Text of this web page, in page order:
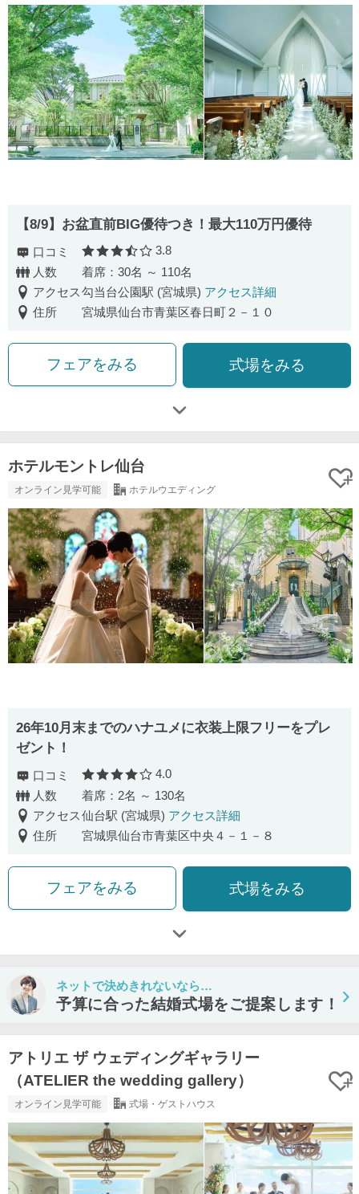
【8/9】お盆直前BIG優待つき！最大110万円優待
口コミ 口コミ評価
3.8
人数
着席：30名 ～ 110名
アクセス勾当台公園駅 (宮城県) アクセス詳細
住所
宮城県仙台市青葉区春日町２－１０
フェアをみる 式場をみる
ホテルモントレ仙台
オンライン見学可能 ホテルウエディング
26年10月末までのハナユメに衣装上限フリーをプレ
ゼント！
口コミ 口コミ評価
4.0
人数
着席：2名 ～ 130名
アクセス仙台駅 (宮城県) アクセス詳細
住所
宮城県仙台市青葉区中央４－１－８
フェアをみる 式場をみる
ネットで決めきれないなら…
予算に合った結婚式場をご提案します！
アトリエ ザ ウェディングギャラリー
（ATELIER the wedding gallery）
オンライン見学可能 式場・ゲストハウス